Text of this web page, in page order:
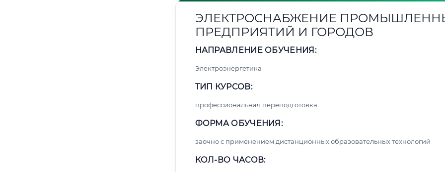
ЭЛЕКТРОСНАБЖЕНИЕ
ПРЕДПРИЯТИЙ И ГОРОДОВ
НАПРАВЛЕНИЕ ОБУЧЕНИЯ:
Электроэнергетика
ТИП КУРСОВ:
профессиональная переподготовка
ФОРМА ОБУЧЕНИЯ:
заочно с применением дистанционных образовательных технологий
КОЛ-ВО ЧАСОВ: